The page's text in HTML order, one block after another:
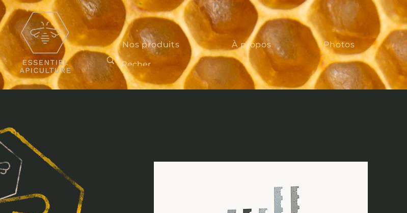
Nos produits À propos Photos